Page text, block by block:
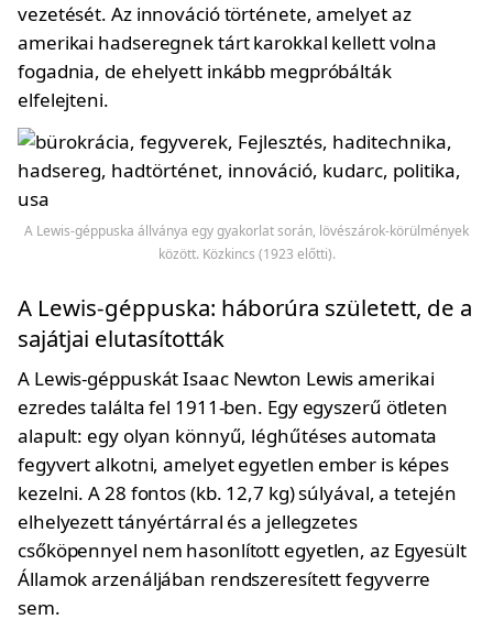
vezetését. Az innováció története, amelyet az
amerikai hadseregnek tárt karokkal kellett volna
fogadnia, de ehelyett inkább megpróbálták
elfelejteni.
A Lewis-géppuska állványa egy gyakorlat során, lövészárok-körülmények
között. Közkincs (1923 előtti).
A Lewis-géppuska: háborúra született, de a
sajátjai elutasították
A Lewis-géppuskát Isaac Newton Lewis amerikai
ezredes találta fel 1911-ben. Egy egyszerű ötleten
alapult: egy olyan könnyű, léghűtéses automata
fegyvert alkotni, amelyet egyetlen ember is képes
kezelni. A 28 fontos (kb. 12,7 kg) súlyával, a tetején
elhelyezett tányértárral és a jellegzetes
csőköpennyel nem hasonlított egyetlen, az Egyesült
Államok arzenáljában rendszeresített fegyverre
sem.